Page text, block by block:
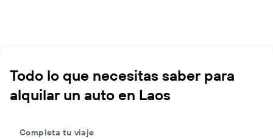
Todo lo que necesitas saber para
alquilar un auto en Laos
Completa tu viaje